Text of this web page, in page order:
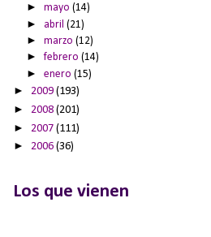
►mayo(14)
► abril(21)
►marzo(12)
►febrero(14)
►enero(15)
► 2009 (193)
► 2008 (201)
► 2007 (111)
► 2006 (36)
Los que vienen